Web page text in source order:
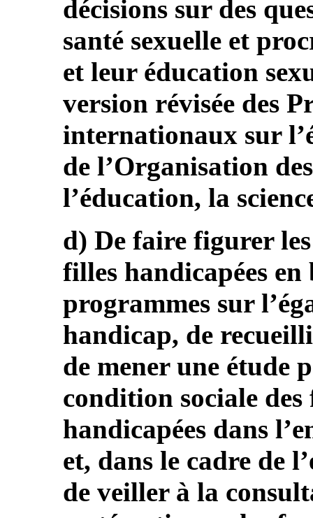
décisions sur des
santé sexuelle et
et leur éducation
version révisée des
internationaux sur
de l’Organisation
l’éducation, la
d) De faire figurer
filles handicapées en
programmes sur
handicap, de
de mener une étude
condition sociale des
handicapées dans
et, dans le cadre de
de veiller à la